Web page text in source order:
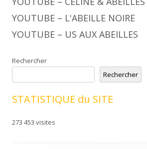
YOUTUBE – L'ABEILLE NOIRE
YOUTUBE – US AUX ABEILLES
Rechercher
Rechercher
STATISTIQUE du SITE
273 453 visites